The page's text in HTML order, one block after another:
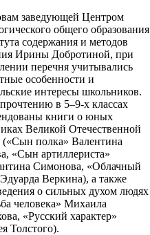
заведующей Центром
общего образования
содержания и методов
Ирины Добротиной, при
перечня учитывались
особенности и
интересы школьников.
в 5–9-х классах
книги о юных
Великой Отечественной
полка» Валентина
«Сын артиллериста»
Симонова, «Облачный
Веркина), а также
о сильных духом людях
человека» Михаила
«Русский характер»
Толстого).